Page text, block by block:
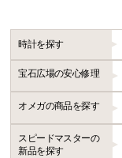
時計を探す
宝石広場の安心修理
オメガの商品を探す
スピードマスターの
新品を探す